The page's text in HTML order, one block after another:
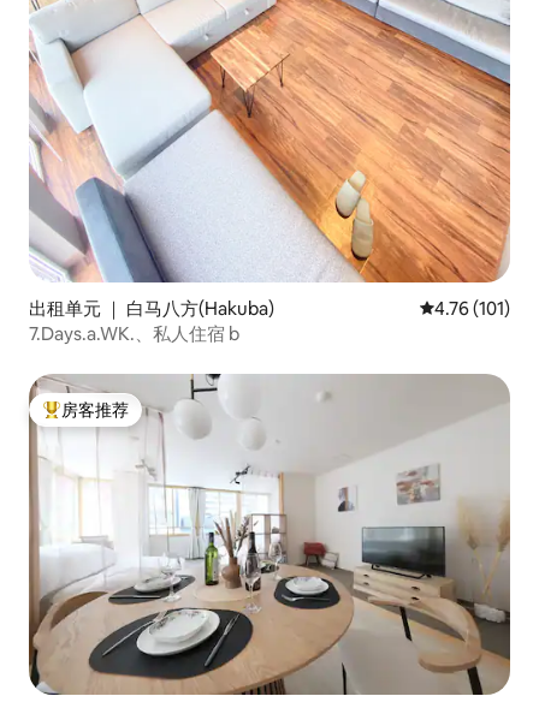
出租单元 ｜ 白马八方(Hakuba) 平均评分 4.76
4.76 (101)
7.Days.a.WK.、私人住宿 b
热门「房客推荐」
房客推荐